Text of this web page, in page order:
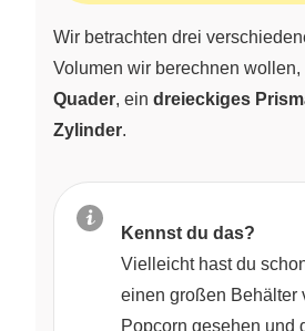
Wir betrachten drei
Volumen wir berechnen
Quader, ein dreieckiges
Zylinder.
Kennst du das?
Vielleicht hast du
einen großen Behälter
Popcorn gesehen und